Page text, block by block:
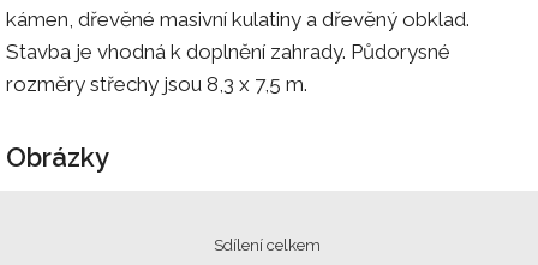
kámen, dřevěné masivní kulatiny a dřevěný obklad.
Stavba je vhodná k doplnění zahrady. Půdorysné
rozměry střechy jsou 8,3 x 7,5 m.
Obrázky
Sdílení celkem